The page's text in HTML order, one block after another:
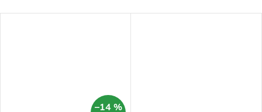
–14 %